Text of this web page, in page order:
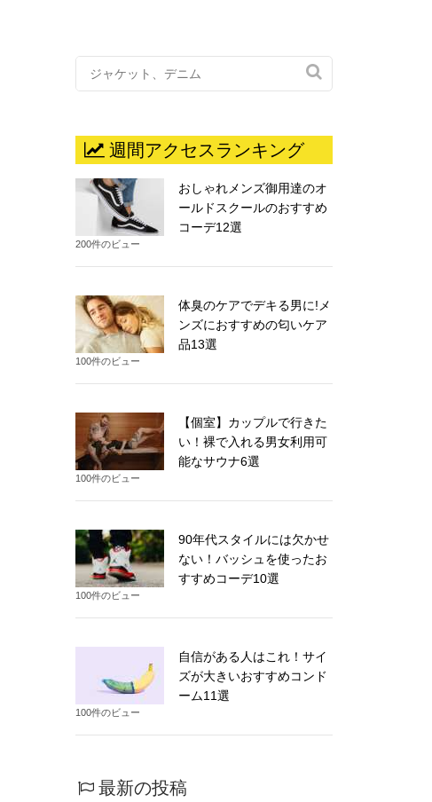

週間アクセスランキング
おしゃれメンズ御用達のオ
ールドスクールのおすすめ
コーデ12選
200件のビュー
体臭のケアでデキる男に!メ
ンズにおすすめの匂いケア
品13選
100件のビュー
【個室】カップルで行きた
い！裸で入れる男女利用可
能なサウナ6選
100件のビュー
90年代スタイルには欠かせ
ない！バッシュを使ったお
すすめコーデ10選
100件のビュー
自信がある人はこれ！サイ
ズが大きいおすすめコンド
ーム11選
100件のビュー
最新の投稿